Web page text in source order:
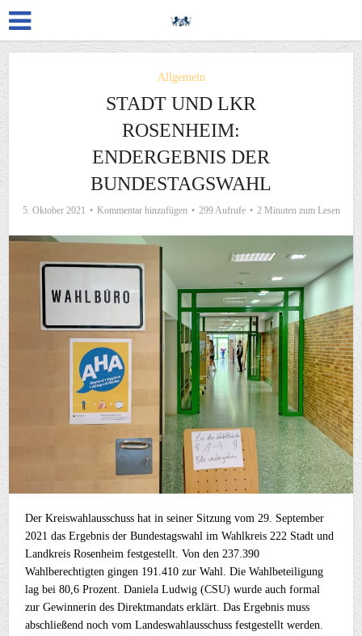
Allgemein
STADT UND LKR
ROSENHEIM:
ENDERGEBNIS DER
BUNDESTAGSWAHL
5. Oktober 2021 Kommentar hinzufügen 299 Aufrufe 2 Minuten zum Lesen
Der Kreiswahlausschuss hat in seiner Sitzung vom 29. September
2021 das Ergebnis der Bundestagswahl im Wahlkreis 222 Stadt und
Landkreis Rosenheim festgestellt. Von den 237.390
Wahlberechtigten gingen 191.410 zur Wahl. Die Wahlbeteiligung
lag bei 80,6 Prozent. Daniela Ludwig (CSU) wurde auch formal
zur Gewinnerin des Direktmandats erklärt. Das Ergebnis muss
abschließend noch vom Landeswahlausschuss festgestellt werden.